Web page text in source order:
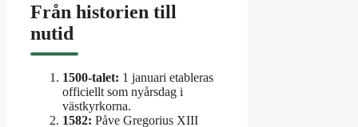
Från historien till
nutid
1500-talet: 1 januari etableras
officiellt som nyårsdag i
västkyrkorna.
1582: Påve Gregorius XIII